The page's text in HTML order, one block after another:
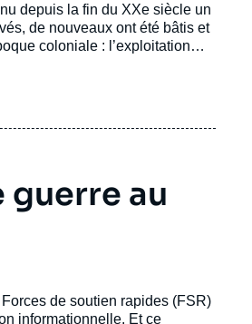
depuis la fin du XXe siècle un
de nouveaux ont été bâtis et
coloniale : l’exploitation
guerre au
de soutien rapides (FSR)
informationnelle. Et ce